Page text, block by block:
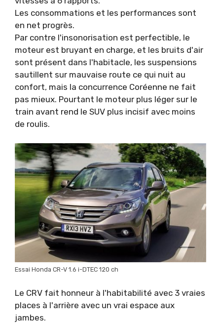
Les consommations et les performances sont
en net progrès.
Par contre l'insonorisation est perfectible, le
moteur est bruyant en charge, et les bruits d'air
sont présent dans l'habitacle, les suspensions
sautillent sur mauvaise route ce qui nuit au
confort, mais la concurrence Coréenne ne fait
pas mieux. Pourtant le moteur plus léger sur le
train avant rend le SUV plus incisif avec moins
de roulis.
Essai Honda CR-V 1.6 i-DTEC 120 ch
Le CRV fait honneur à l'habitabilité avec 3 vraies
places à l'arrière avec un vrai espace aux
jambes.